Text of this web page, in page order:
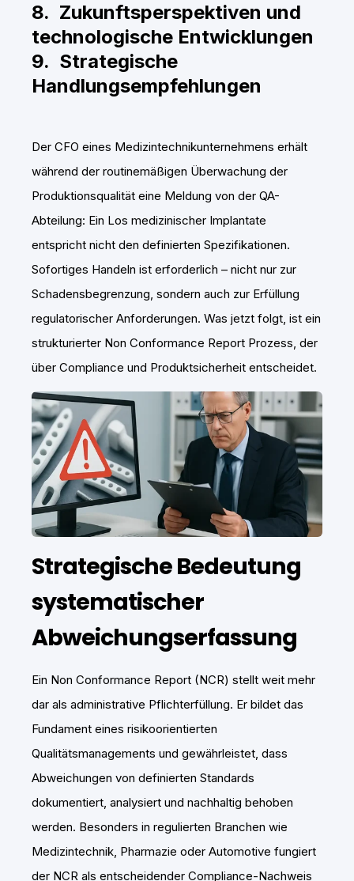
8. Zukunftsperspektiven und
technologische Entwicklungen
9. Strategische
Handlungsempfehlungen
Der CFO eines Medizintechnikunternehmens erhält
während der routinemäßigen Überwachung der
Produktionsqualität eine Meldung von der QA-
Abteilung: Ein Los medizinischer Implantate
entspricht nicht den definierten Spezifikationen.
Sofortiges Handeln ist erforderlich – nicht nur zur
Schadensbegrenzung, sondern auch zur Erfüllung
regulatorischer Anforderungen. Was jetzt folgt, ist ein
strukturierter Non Conformance Report Prozess, der
über Compliance und Produktsicherheit entscheidet.
Strategische Bedeutung
systematischer
Abweichungserfassung
Ein Non Conformance Report (NCR) stellt weit mehr
dar als administrative Pflichterfüllung. Er bildet das
Fundament eines risikoorientierten
Qualitätsmanagements und gewährleistet, dass
Abweichungen von definierten Standards
dokumentiert, analysiert und nachhaltig behoben
werden. Besonders in regulierten Branchen wie
Medizintechnik, Pharmazie oder Automotive fungiert
der NCR als entscheidender Compliance-Nachweis